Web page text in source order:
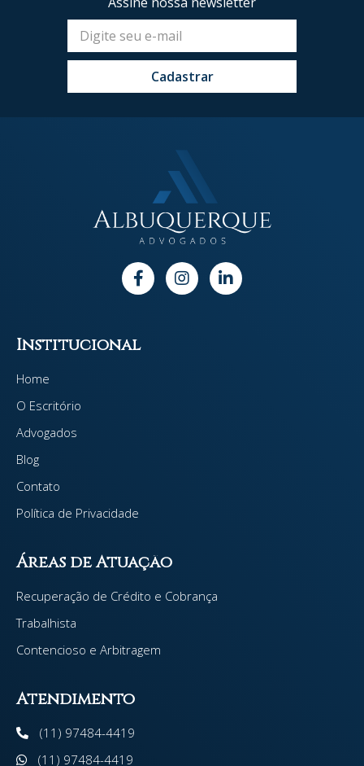
Cadastrar
Institucional
Home
O Escritório
Advogados
Blog
Contato
Política de Privacidade
Áreas de Atuação
Recuperação de Crédito e Cobrança
Trabalhista
Contencioso e Arbitragem
Atendimento
(11) 97484-4419
(11) 97484-4419